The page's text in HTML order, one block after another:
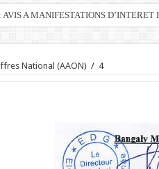
AVIS A MANIFESTATIONS
National (AAON) / 4